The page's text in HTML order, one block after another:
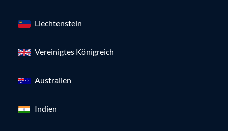
Liechtenstein
Vereinigtes Königreich
Australien
Indien